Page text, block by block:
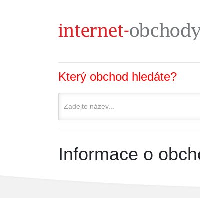
Který obchod hledáte?
Informace o